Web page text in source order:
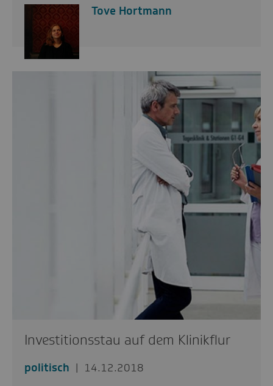
Tove Hortmann
Investitionsstau auf dem Klinikflur
politisch
14.12.2018